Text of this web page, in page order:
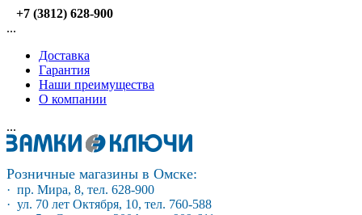
+7 (3812) 628-900
...
Доставка
Гарантия
Наши преимущества
О компании
...
Розничные магазины в Омске:
· пр. Мира, 8, тел. 628-900
· ул. 70 лет Октября, 10, тел. 760-588